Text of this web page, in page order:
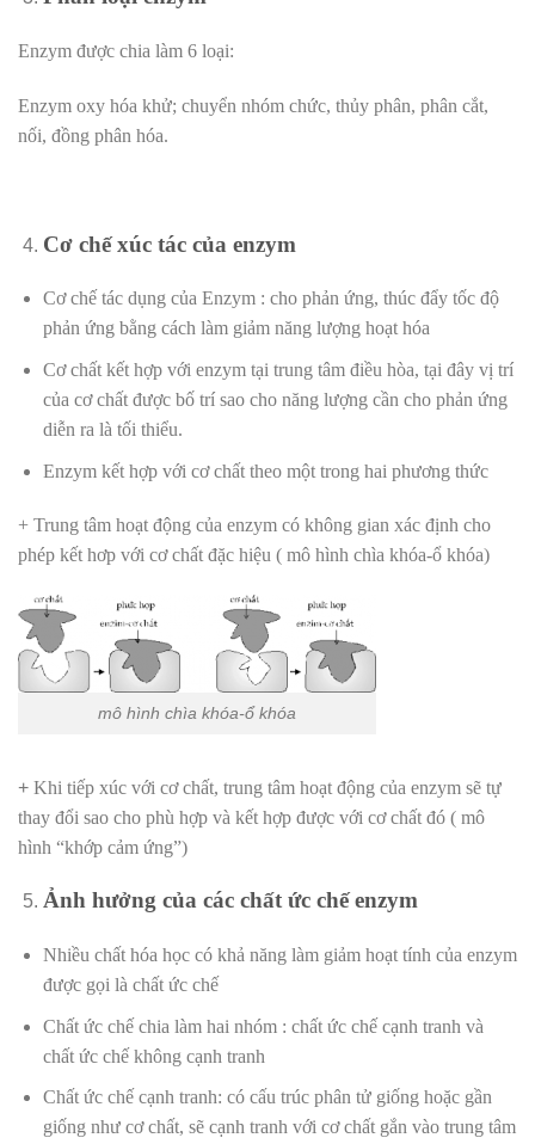
Enzym được chia làm 6 loại:
Enzym oxy hóa khử; chuyển nhóm chức, thủy phân, phân cắt,
nối, đồng phân hóa.
Cơ chế xúc tác của enzym
Cơ chế tác dụng của Enzym : cho phản ứng, thúc đẩy tốc độ
phản ứng bằng cách làm giảm năng lượng hoạt hóa
Cơ chất kết hợp với enzym tại trung tâm điều hòa, tại đây vị trí
của cơ chất được bố trí sao cho năng lượng cần cho phản ứng
diễn ra là tối thiểu.
Enzym kết hợp với cơ chất theo một trong hai phương thức
+ Trung tâm hoạt động của enzym có không gian xác định cho
phép kết hơp với cơ chất đặc hiệu ( mô hình chìa khóa-ổ khóa)
mô hình chìa khóa-ổ khóa
+ Khi tiếp xúc với cơ chất, trung tâm hoạt động của enzym sẽ tự
thay đổi sao cho phù hợp và kết hợp được với cơ chất đó ( mô
hình “khớp cảm ứng”)
Ảnh hưởng của các chất ức chế enzym
Nhiều chất hóa học có khả năng làm giảm hoạt tính của enzym
được gọi là chất ức chế
Chất ức chế chia làm hai nhóm : chất ức chế cạnh tranh và
chất ức chế không cạnh tranh
Chất ức chế cạnh tranh: có cấu trúc phân tử giống hoặc gần
giống như cơ chất, sẽ cạnh tranh với cơ chất gắn vào trung tâm